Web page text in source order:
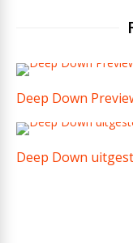
Deep Down
Deep Down